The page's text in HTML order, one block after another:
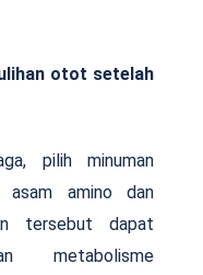
otot setelah
pilih minuman
asam amino dan
tersebut dapat
metabolisme